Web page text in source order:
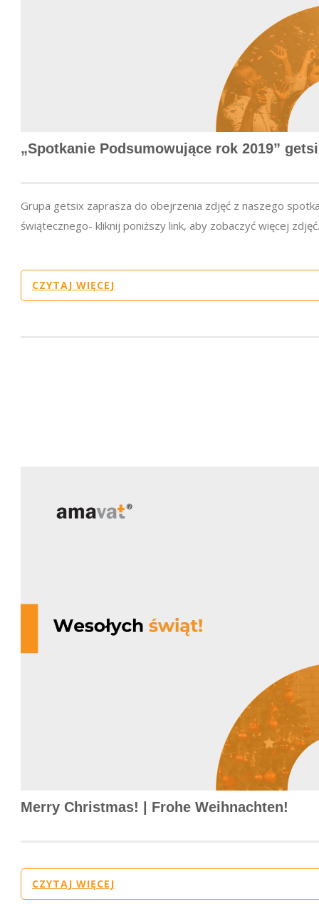
„Spotkanie Podsumowujące rok 2019”
Grupa getsix zaprasza do obejrzenia zdjęć z naszego
świątecznego- kliknij poniższy link, aby zobaczyć więcej
CZYTAJ WIĘCEJ
Merry Christmas! | Frohe Weihnachten!
CZYTAJ WIĘCEJ